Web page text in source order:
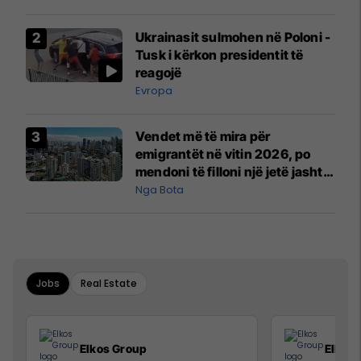
Mançesterit
Ukrainasit sulmohen në Poloni -
Tusk i kërkon presidentit të
reagojë
Evropa
Vendet më të mira për
emigrantët në vitin 2026, po
mendoni të filloni një jetë jashtë
vendit?
Nga Bota
Jobs Real Estate
Elkos Group Elkos